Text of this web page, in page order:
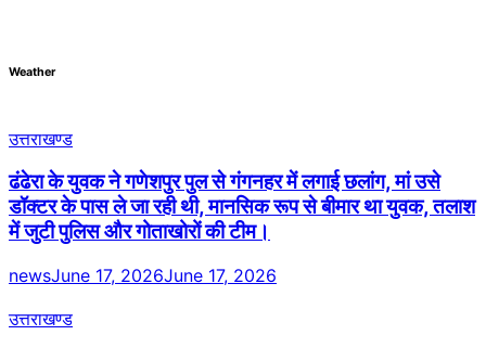
Weather
उत्तराखण्ड
ढंढेरा के युवक ने गणेशपुर पुल से गंगनहर में लगाई छलांग, मां उसे
डॉक्टर के पास ले जा रही थी, मानसिक रूप से बीमार था युवक, तलाश
में जुटी पुलिस और गोताखोरों की टीम।
newsJune 17, 2026June 17, 2026
उत्तराखण्ड